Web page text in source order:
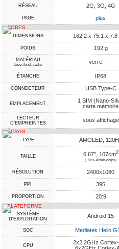
RÉSEAU 2G, 3G, 4G
PAGE plus
CORPS
DIMENSIONS 162.2 x 75.1 x 7.8
POIDS 192 g
MATÉRIAU
face, fond, cadre verre, -, -
ÉTANCHE IP68
CONNECTEUR USB Type-C
EMPLACEMENT
1 SIM (Nano-
carte mémoire
LECTEUR
D'EMPREINTES
sous affichage
ÉCRAN
TYPE AMOLED,
TAILLE 6.67", 107cm2
(~88% écran-corps)
RÉSOLUTION 2400x1080
PPI 395
PROPORTION 20:9
PLATEFORME
SYSTÈME
D'EXPLOITATION
Android 15
SOC Mediatek Helio
CPU
2x2.2GHz